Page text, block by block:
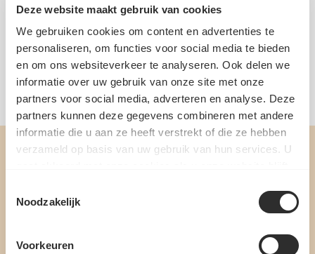
Deze website maakt gebruik van cookies
We gebruiken cookies om content en advertenties te
personaliseren, om functies voor social media te bieden
en om ons websiteverkeer te analyseren. Ook delen we
informatie over uw gebruik van onze site met onze
partners voor social media, adverteren en analyse. Deze
partners kunnen deze gegevens combineren met andere
informatie die u aan ze heeft verstrekt of die ze hebben
verzameld op basis van uw gebruik van hun services. U
Noodzakelijk
Voorkeuren
Ingrediënten
Allergenen
Voedingswaarde per 100 gram
EAN: 8712200976642 | Artikelnummer: 99876042
MELD JE AAN VOOR ONZE